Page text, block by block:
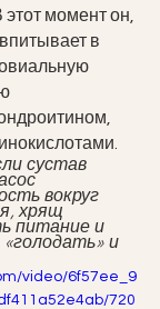
момент он,
в
сустав
вокруг
хрящ
питание и
и
video/6f57ee_9
720